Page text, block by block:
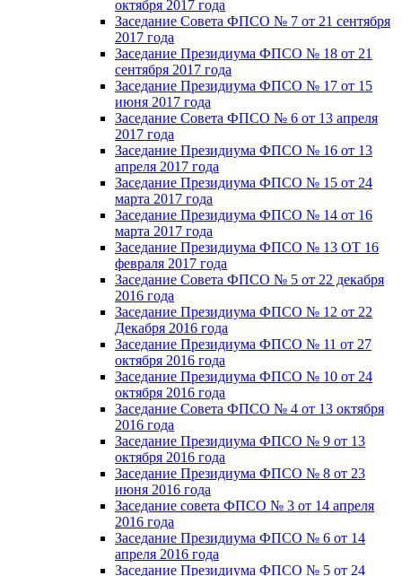
октября 2017 года
Заседание Совета ФПСО № 7 от 21 сентября
2017 года
Заседание Президиума ФПСО № 18 от 21
сентября 2017 года
Заседание Президиума ФПСО № 17 от 15
июня 2017 года
Заседание Совета ФПСО № 6 от 13 апреля
2017 года
Заседание Президиума ФПСО № 16 от 13
апреля 2017 года
Заседание Президиума ФПСО № 15 от 24
марта 2017 года
Заседание Президиума ФПСО № 14 от 16
марта 2017 года
Заседание Президиума ФПСО № 13 ОТ 16
февраля 2017 года
Заседание Совета ФПСО № 5 от 22 декабря
2016 года
Заседание Президиума ФПСО № 12 от 22
Декабря 2016 года
Заседание Президиума ФПСО № 11 от 27
октября 2016 года
Заседание Президиума ФПСО № 10 от 24
октября 2016 года
Заседание Совета ФПСО № 4 от 13 октября
2016 года
Заседание Президиума ФПСО № 9 от 13
октября 2016 года
Заседание Президиума ФПСО № 8 от 23
июня 2016 года
Заседание совета ФПСО № 3 от 14 апреля
2016 года
Заседание Президиума ФПСО № 6 от 14
апреля 2016 года
Заседание Президиума ФПСО № 5 от 24